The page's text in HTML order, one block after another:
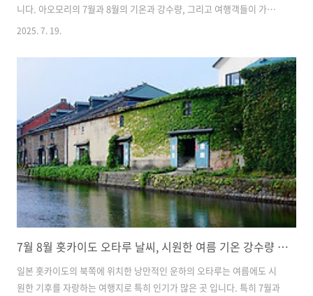
니다. 아오모리의 7월과 8월의 기온과 강수량, 그리고 여행객들이 가장
궁금해하는 적절한 옷차림까지 모두 안내해 드리려고 합니다, 여름철 아
월 8월 날씨아오모리는 일본 혼슈의 최북단에 위치해 여름에도 무덥지
않고 비교적 선선한 기온을 보이는 지역입니다. 7월 평균 기온은 약 20도
에서 24도 사이로, 한국과 비교하면 확실히 시원한 날씨입니다. 특히 아
침과 저녁에는 17~19도까지 기온이 떨어지기도 해서 가벼운 긴팔 겉옷
이 필요한 날도 많습니다. 8월에는 기온이 소폭 올라 평균 23도에서 27
도 정도..
2025. 7. 19.
7월 8월 홋카이도 오타루 날씨, 시원한 여름 기온 강수량 옷차림
일본 홋카이도의 북쪽에 위치한 낭만적인 운하의 오타루는 여름에도 시
원한 기후를 자랑하는 여행지로 특히 인기가 많은 곳 입니다. 특히 7월과